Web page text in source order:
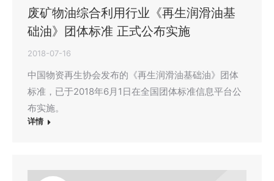
废矿物油综合利用行业《再生润滑油基
础油》团体标准 正式公布实施
2018-07-16
中国物资再生协会发布的《再生润滑油基础油》团体
标准，已于2018年6月1日在全国团体标准信息平台公
布实施。
详情